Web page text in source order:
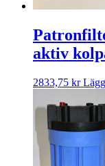
aktiv
2833,75 kr